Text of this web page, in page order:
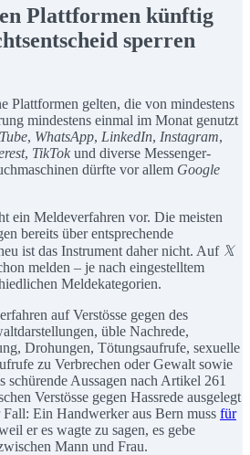
Plattformen künftig
sperren
Plattformen gelten, die von mindestens
mindestens einmal im Monat genutzt
, WhatsApp, LinkedIn, Instagram,
, TikTok und diverse Messenger-
dürfte vor allem Google
ein Meldeverfahren vor. Die meisten
bereits über entsprechende
ist das Instrument daher nicht. Auf 𝕏
melden – je nach eingestelltem
Meldekategorien.
auf Verstösse gegen des
üble Nachrede,
Drohungen, Tötungsaufrufe, sexuelle
zu Verbrechen oder Gewalt sowie
schürende Aussagen nach Artikel 261
Verstösse gegen Hassrede ausgelegt
Ein Handwerker aus Bern muss für
er es wagte zu sagen, es gebe
Mann und Frau.